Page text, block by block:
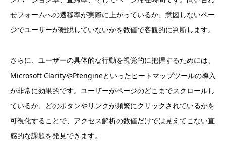
せフォームへの遷移率が実際に上がっているか、意図しないペー
ジでユーザーが離脱していないかを数値で客観的に判断します。
さらに、ユーザーの具体的な行動を視覚的に把握するためには、
Microsoft ClarityやPtengineといったヒートマップツールの導入
が非常に効果的です。ユーザーがページのどこまでスクロールし
ているか、どのボタンやリンクが頻繁にクリックされているかを
可視化することで、アクセス解析の数値だけでは見えてこない直
感的な課題を発見できます。